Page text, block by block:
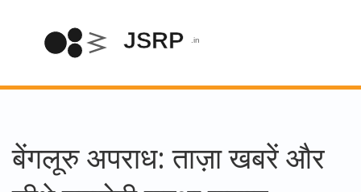
बेंगलूरु अपराध: ताज़ा खबरें और